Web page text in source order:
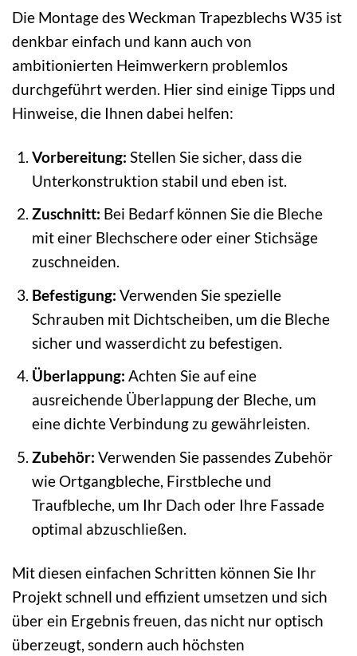
Die Montage des Weckman Trapezblechs W35 ist
denkbar einfach und kann auch von
ambitionierten Heimwerkern problemlos
durchgeführt werden. Hier sind einige Tipps und
Hinweise, die Ihnen dabei helfen:
Vorbereitung: Stellen Sie sicher, dass die
Unterkonstruktion stabil und eben ist.
Zuschnitt: Bei Bedarf können Sie die Bleche
mit einer Blechschere oder einer Stichsäge
zuschneiden.
Befestigung: Verwenden Sie spezielle
Schrauben mit Dichtscheiben, um die Bleche
sicher und wasserdicht zu befestigen.
Überlappung: Achten Sie auf eine
ausreichende Überlappung der Bleche, um
eine dichte Verbindung zu gewährleisten.
Zubehör: Verwenden Sie passendes Zubehör
wie Ortgangbleche, Firstbleche und
Traufbleche, um Ihr Dach oder Ihre Fassade
optimal abzuschließen.
Mit diesen einfachen Schritten können Sie Ihr
Projekt schnell und effizient umsetzen und sich
über ein Ergebnis freuen, das nicht nur optisch
überzeugt, sondern auch höchsten